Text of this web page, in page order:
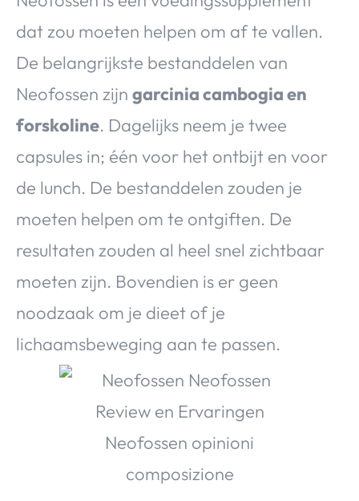
dat zou moeten helpen om af te vallen.
De belangrijkste bestanddelen van
Neofossen zijn garcinia cambogia en
forskoline. Dagelijks neem je twee
capsules in; één voor het ontbijt en voor
de lunch. De bestanddelen zouden je
moeten helpen om te ontgiften. De
resultaten zouden al heel snel zichtbaar
moeten zijn. Bovendien is er geen
noodzaak om je dieet of je
lichaamsbeweging aan te passen.